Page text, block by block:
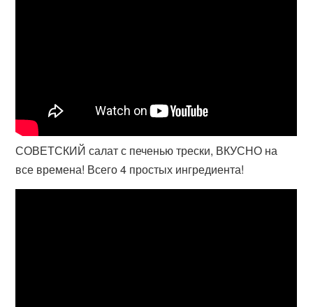
СОВЕТСКИЙ салат с печенью трески, ВКУСНО на
все времена! Всего 4 простых ингредиента!